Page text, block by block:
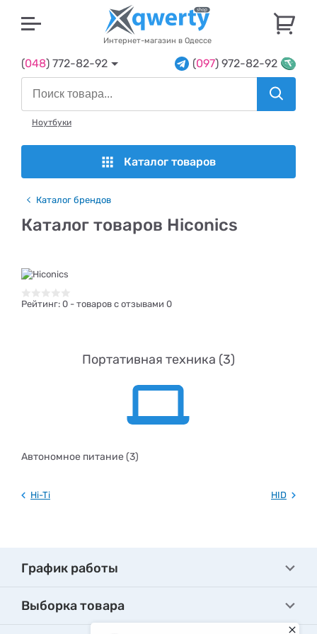
Интернет-магазин в Одессе
(048) 772-82-92 (097) 972-82-92
Ноутбуки
Каталог товаров
Каталог брендов
Каталог товаров Hiconics
Рейтинг: 0 - товаров с отзывами 0
Портативная техника (3)
Автономное питание (3)
Hi-Ti HID
График работы
Выборка товара